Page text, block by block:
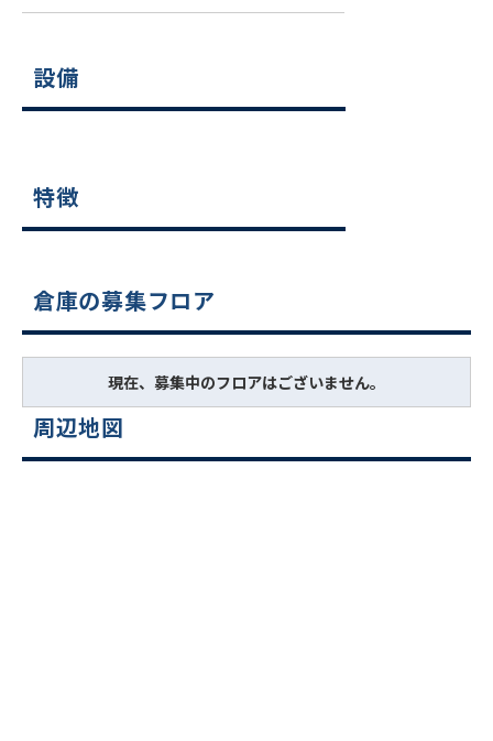
設備
特徴
倉庫の募集フロア
現在、募集中のフロアはございません。
周辺地図